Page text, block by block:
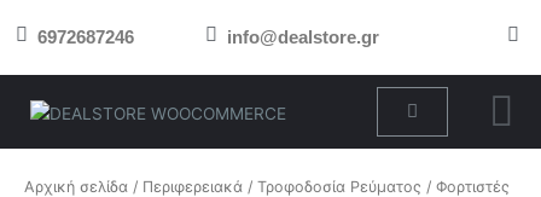
στο 6972687246 info@dealstore.gr
Cart
Αρχική σελίδα / Περιφερειακά / Τροφοδοσία Ρεύματος / Φορτιστές